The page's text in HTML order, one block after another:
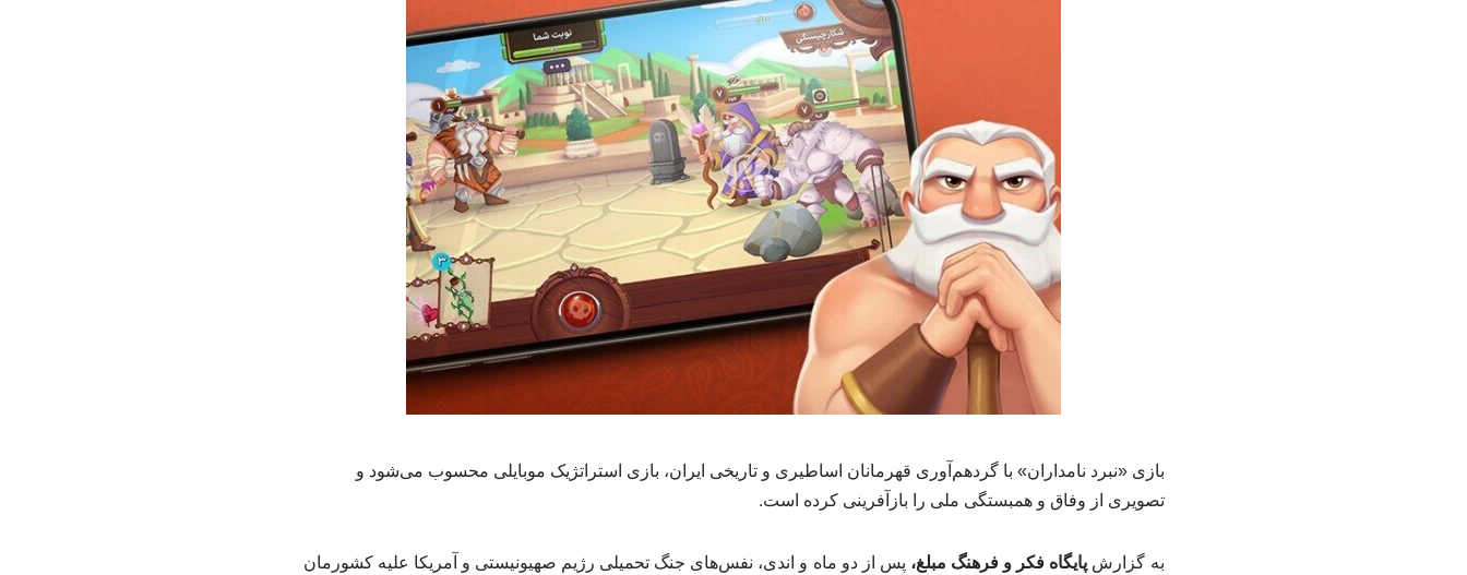
بازی «نبرد نامداران» با گردهم‌آوری قهرمانان اساطیری و تاریخی ایران، بازی استراتژیک موبایلی محسوب می‌شود و
تصویری از وفاق و همبستگی ملی را بازآفرینی کرده است.
به گزارش پایگاه فکر و فرهنگ مبلغ، پس از دو ماه و اندی، نفس‌های جنگ تحمیلی رژیم صهیونیستی و آمریکا علیه کشورمان